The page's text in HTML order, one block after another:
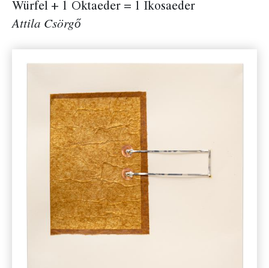
Würfel + 1 Oktaeder = 1 Ikosaeder
Attila Csörgő